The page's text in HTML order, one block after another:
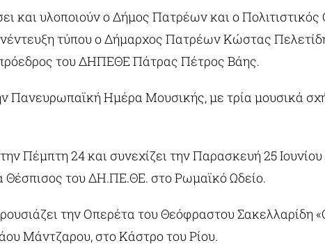
υλοποιούν ο Δήμος Πατρέων και ο Πολιτιστικός
τύπου ο Δήμαρχος Πατρέων Κώστας
του ΔΗΠΕΘΕ Πάτρας Πέτρος Βάης.
Πανευρωπαϊκή Ημέρα Μουσικής, με τρία μουσικά
Πέμπτη 24 και συνεχίζει την Παρασκευή 25
του ΔΗ.ΠΕ.ΘΕ. στο Ρωμαϊκό Ωδείο.
την Οπερέτα του Θεόφραστου Σακελλαρίδη
Μάντζαρου, στο Κάστρο του Ρίου.